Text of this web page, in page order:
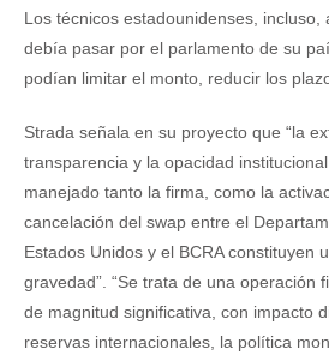
Los técnicos estadounidenses, incluso,
debía pasar por el parlamento de su
podían limitar el monto, reducir los
Strada señala en su proyecto que “la
transparencia y la opacidad
manejado tanto la firma, como la
cancelación del swap entre el
Estados Unidos y el BCRA constituyen
gravedad”. “Se trata de una operación
de magnitud significativa, con impacto
reservas internacionales, la política